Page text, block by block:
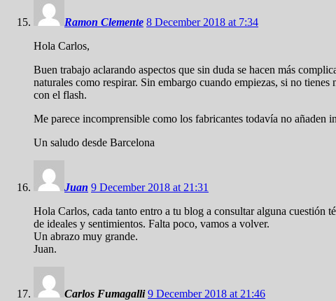
Ramon Clemente 8 December 2018 at 7:34
Hola Carlos,
Buen trabajo aclarando aspectos que sin duda se hacen más
naturales como respirar. Sin embargo cuando empiezas, si no
con el flash.
Me parece incomprensible como los fabricantes todavía no añaden
Un saludo desde Barcelona
Juan 9 December 2018 at 21:31
Hola Carlos, cada tanto entro a tu blog a consultar alguna cuestión
de ideales y sentimientos. Falta poco, vamos a volver.
Un abrazo muy grande.
Juan.
Carlos Fumagalli 9 December 2018 at 21:46